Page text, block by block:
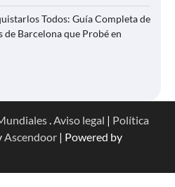
Todos: Guía Completa de
de Barcelona que Probé en
Aviso legal | Política
Ascendoor | Powered by